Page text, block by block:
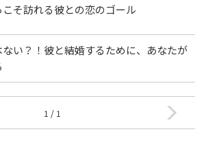
そ訪れる彼との恋のゴール
い？！彼と結婚するために、あなたが
1 / 1